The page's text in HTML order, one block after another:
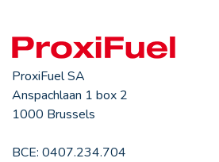
ProxiFuel SA
Anspachlaan 1 box 2
1000 Brussels
BCE: 0407.234.704